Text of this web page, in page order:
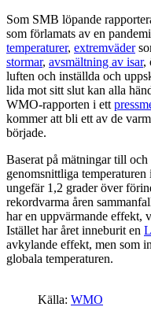
Som SMB löpande
som förlamats av en
temperaturer, extremväder
stormar, avsmältning av isar,
luften och inställda och
lida mot sitt slut kan alla
WMO-rapporten i ett
kommer att bli ett av de
började.
Baserat på mätningar till
genomsnittliga
ungefär 1,2 grader över
rekordvarma åren
har en uppvärmande effekt,
Istället har året inneburit en
avkylande effekt, men som
globala temperaturen.
Källa: WMO